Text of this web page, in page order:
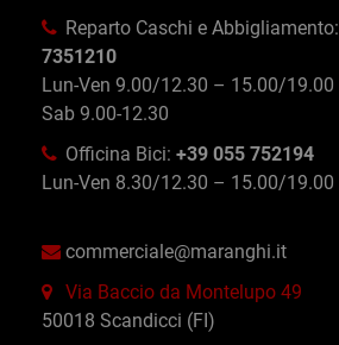
Reparto Caschi e Abbigliamento:
7351210
Lun-Ven 9.00/12.30 – 15.00/19.00
Sab 9.00-12.30
Officina Bici: +39 055 752194
Lun-Ven 8.30/12.30 – 15.00/19.00
commerciale@maranghi.it
Via Baccio da Montelupo 49
50018 Scandicci (FI)